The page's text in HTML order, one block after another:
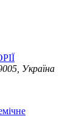
Україна